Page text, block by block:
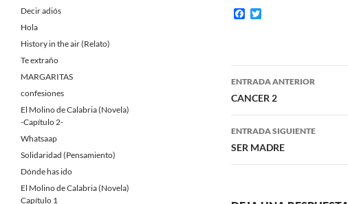
F
o
o
e
r
Navegación
de
entradas
ENTRADA ANTERIOR
CANCER 2
ENTRADA SIGUIENTE
SER MADRE
Decir adiós
Hola
History in the air (Relato)
Te extraño
MARGARITAS
confesiones
El Molino de Calabria (Novela)
-Capítulo 2-
Whatsaap
Solidaridad (Pensamiento)
Dónde has ido
El Molino de Calabria (Novela)
Capítulo 1